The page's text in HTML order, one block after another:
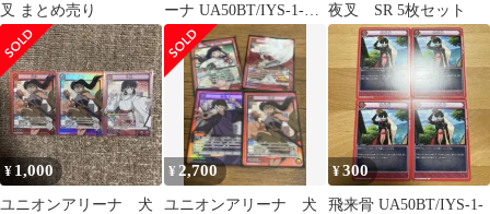
叉 まとめ売り
ーナ UA50BT/IYS-1-
054[SR★]：(キラ)鋼牙
夜叉 SR 5枚セット
¥ 1,000
ユニオンアリーナ 犬
¥ 2,700
ユニオンアリーナ 犬
¥300
飛来骨 UA50BT/IYS-1-